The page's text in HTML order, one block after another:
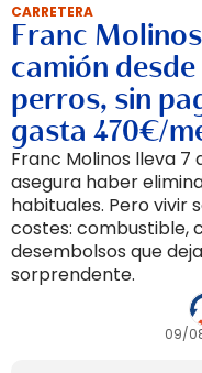
CARRETERA
Franc
camión
perros, sin
gasta 470€/
Franc Molinos lleva 7
asegura haber
habituales. Pero vivir
costes: combustible,
desembolsos que
sorprendente.
09/